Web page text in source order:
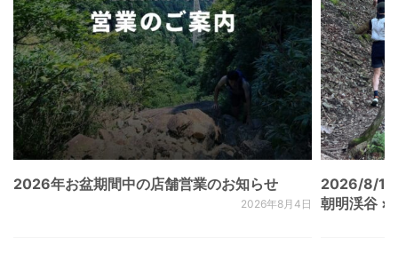
2026年お盆期間中の店舗営業のお知らせ
2026年8月4日
2026/8/
朝明渓谷 ×